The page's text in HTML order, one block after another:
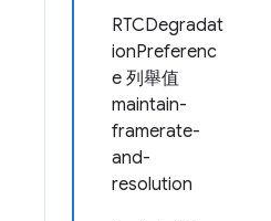
RTCDegradat
ionPreferenc
e 列舉值
maintain-
framerate-
and-
resolution